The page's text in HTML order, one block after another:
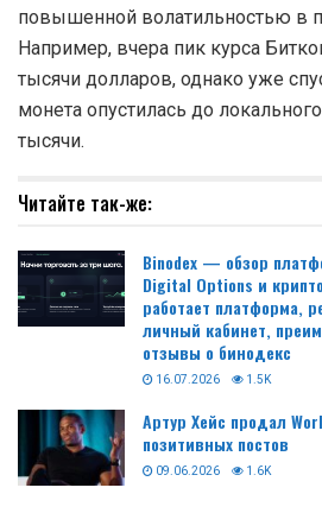
повышенной волатильностью в
Например, вчера пик курса
тысячи долларов, однако уже
монета опустилась до
тысячи.
Читайте так-же:
Binodex — обзор
Digital Options и
работает платформа,
личный кабинет,
отзывы о бинодекс
16.07.2026 1.5K
Артур Хейс продал
позитивных постов
09.06.2026 1.6K